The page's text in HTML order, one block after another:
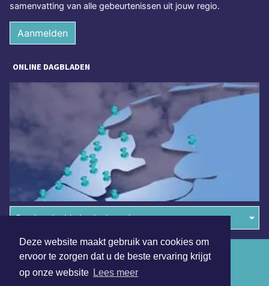
Deze website maakt gebruik van cookies om
ervoor te zorgen dat u de beste ervaring krijgt
op onze website Lees meer
samenvatting van alle gebeurtenissen uit jouw regio.
Aanmelden
ONLINE DAGBLADEN
Overige dagbladen in de regio
Algemene voorwaarden
Disclaimer